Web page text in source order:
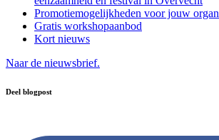
Promotiemogelijkheden voor jouw
Gratis workshopaanbod
Kort nieuws
Naar de nieuwsbrief.
Deel blogpost